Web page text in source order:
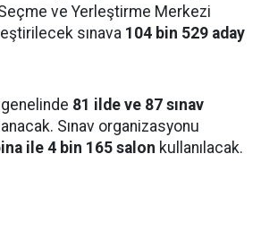
ve Yerleştirme Merkezi
sınava 104 bin 529 aday
81 ilde ve 87 sınav
Sınav organizasyonu
ile 4 bin 165 salon kullanılacak.